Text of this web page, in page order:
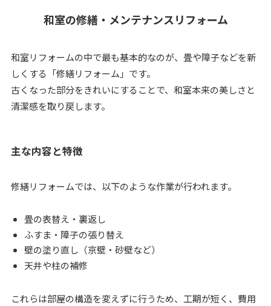
和室の修繕・メンテナンスリフォーム
和室リフォームの中で最も基本的なのが、畳や障子などを新
しくする「修繕リフォーム」です。
古くなった部分をきれいにすることで、和室本来の美しさと
清潔感を取り戻します。
主な内容と特徴
修繕リフォームでは、以下のような作業が行われます。
畳の表替え・裏返し
ふすま・障子の張り替え
壁の塗り直し（京壁・砂壁など）
天井や柱の補修
これらは部屋の構造を変えずに行うため、工期が短く、費用